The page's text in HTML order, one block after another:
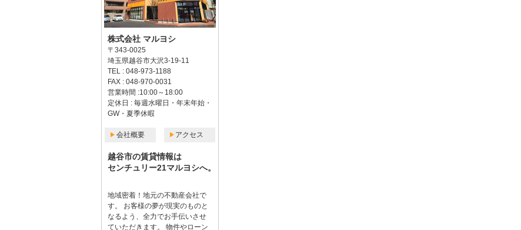
株式会社 マルヨシ
〒343-0025
埼玉県越谷市大沢3-19-11
TEL : 048-973-1188
FAX : 048-970-0031
営業時間 :10:00～18:00
定休日 : 毎週水曜日・年末年始・
GW・夏季休暇
会社概要 アクセス
越谷市の賃貸情報は
センチュリー21マルヨシへ。
地域密着！地元の不動産会社で
す。 お客様の夢が現実のものと
なるよう、全力でお手伝いさせ
ていただきます。 物件やローン